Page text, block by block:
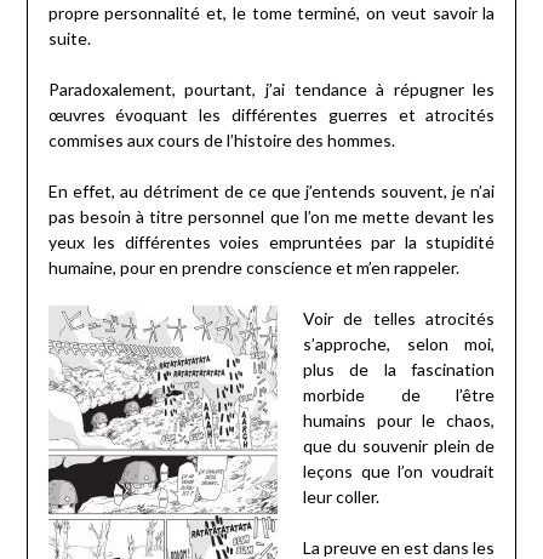
propre personnalité et, le tome terminé, on veut savoir la
suite.
Paradoxalement, pourtant, j’ai tendance à répugner les
œuvres évoquant les différentes guerres et atrocités
commises aux cours de l’histoire des hommes.
En effet, au détriment de ce que j’entends souvent, je n’ai
pas besoin à titre personnel que l’on me mette devant les
yeux les différentes voies empruntées par la stupidité
humaine, pour en prendre conscience et m’en rappeler.
Voir de telles atrocités
s’approche, selon moi,
plus de la fascination
morbide de l’être
humains pour le chaos,
que du souvenir plein de
leçons que l’on voudrait
leur coller.
La preuve en est dans les